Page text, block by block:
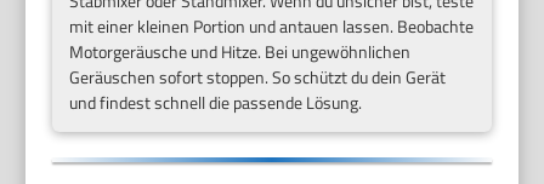
mit einer kleinen Portion und antauen lassen. Beobachte
Motorgeräusche und Hitze. Bei ungewöhnlichen
Geräuschen sofort stoppen. So schützt du dein Gerät
und findest schnell die passende Lösung.